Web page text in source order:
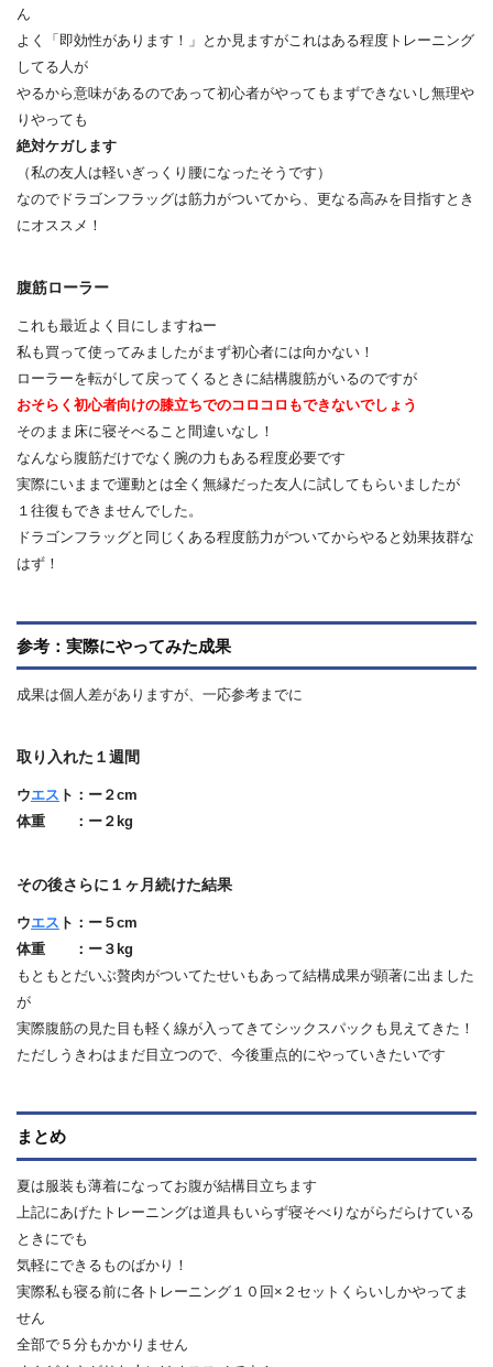
ん
よく「即効性があります！」とか見ますがこれはある程度トレーニング
してる人が
やるから意味があるのであって初心者がやってもまずできないし無理や
りやっても
絶対ケガします
（私の友人は軽いぎっくり腰になったそうです）
なのでドラゴンフラッグは筋力がついてから、更なる高みを目指すとき
にオススメ！
腹筋ローラー
これも最近よく目にしますねー
私も買って使ってみましたがまず初心者には向かない！
ローラーを転がして戻ってくるときに結構腹筋がいるのですが
おそらく初心者向けの膝立ちでのコロコロもできないでしょう
そのまま床に寝そべること間違いなし！
なんなら腹筋だけでなく腕の力もある程度必要です
実際にいままで運動とは全く無縁だった友人に試してもらいましたが
１往復もできませんでした。
ドラゴンフラッグと同じくある程度筋力がついてからやると効果抜群な
はず！
参考：実際にやってみた成果
成果は個人差がありますが、一応参考までに
取り入れた１週間
ウエス ト：ー２cm
体重 ：ー２kg
その後さらに１ヶ月続けた結果
ウエス ト：ー５cm
体重 ：ー３kg
もともとだいぶ贅肉がついてたせいもあって結構成果が顕著に出ました
が
実際腹筋の見た目も軽く線が入ってきてシックスパックも見えてきた！
ただしうきわはまだ目立つので、今後重点的にやっていきたいです
まとめ
夏は服装も薄着になってお腹が結構目立ちます
上記にあげたトレーニングは道具もいらず寝そべりながらだらけている
ときにでも
気軽にできるものばかり！
実際私も寝る前に各トレーニング１０回×２セットくらいしかやってま
せん
全部で５分もかかりません